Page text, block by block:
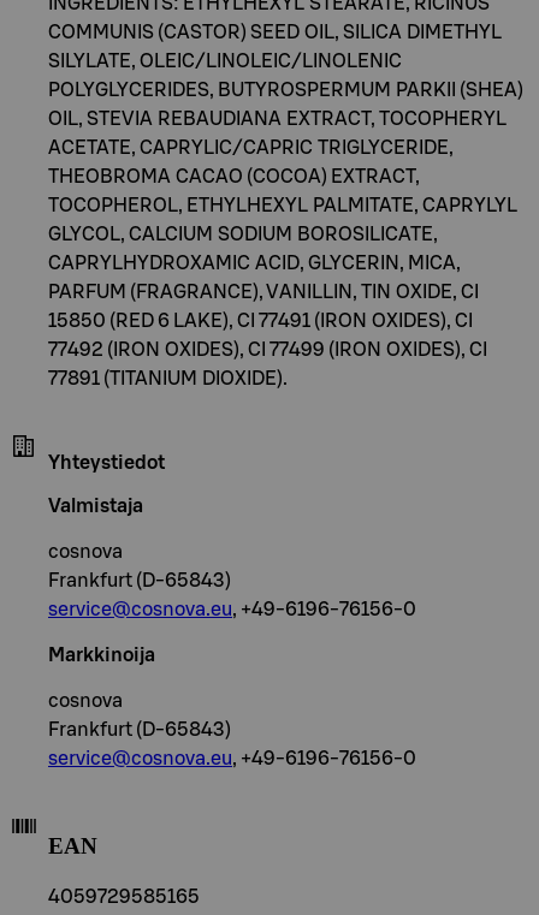
COMMUNIS (CASTOR) SEED OIL, SILICA DIMETHYL
SILYLATE, OLEIC/LINOLEIC/LINOLENIC
POLYGLYCERIDES, BUTYROSPERMUM PARKII (SHEA)
OIL, STEVIA REBAUDIANA EXTRACT, TOCOPHERYL
ACETATE, CAPRYLIC/CAPRIC TRIGLYCERIDE,
THEOBROMA CACAO (COCOA) EXTRACT,
TOCOPHEROL, ETHYLHEXYL PALMITATE, CAPRYLYL
GLYCOL, CALCIUM SODIUM BOROSILICATE,
CAPRYLHYDROXAMIC ACID, GLYCERIN, MICA,
PARFUM (FRAGRANCE), VANILLIN, TIN OXIDE, CI
15850 (RED 6 LAKE), CI 77491 (IRON OXIDES), CI
77492 (IRON OXIDES), CI 77499 (IRON OXIDES), CI
77891 (TITANIUM DIOXIDE).
Yhteystiedot
Valmistaja
cosnova
Frankfurt (D-65843)
service@cosnova.eu, +49-6196-76156-0
Markkinoija
cosnova
Frankfurt (D-65843)
service@cosnova.eu, +49-6196-76156-0
EAN
4059729585165